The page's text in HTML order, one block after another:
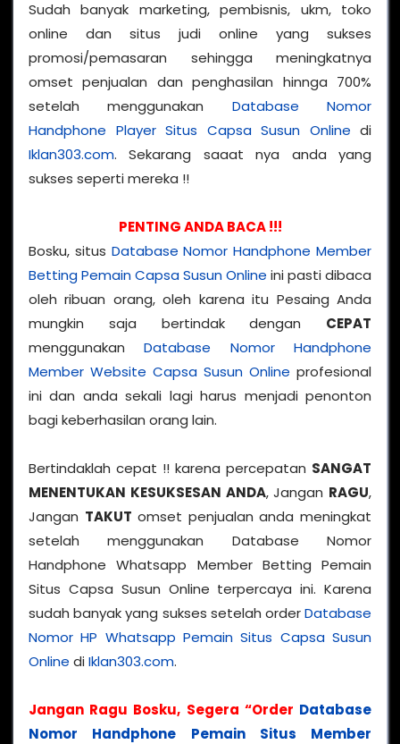
Sudah banyak marketing, pembisnis, ukm, toko
online dan situs judi online yang sukses
promosi/pemasaran sehingga meningkatnya
omset penjualan dan penghasilan hinnga 700%
setelah menggunakan Database Nomor
Handphone Player Situs Capsa Susun Online di
Iklan303.com. Sekarang saaat nya anda yang
sukses seperti mereka !!
PENTING ANDA BACA !!!
Bosku, situs Database Nomor Handphone Member
Betting Pemain Capsa Susun Online ini pasti dibaca
oleh ribuan orang, oleh karena itu Pesaing Anda
mungkin saja bertindak dengan CEPAT
menggunakanDatabase Nomor Handphone
Member Website Capsa Susun Online profesional
ini dan anda sekali lagi harus menjadi penonton
bagi keberhasilan orang lain.
Bertindaklah cepat !! karena percepatan SANGAT
MENENTUKAN KESUKSESAN ANDA, Jangan RAGU,
Jangan TAKUT omset penjualan anda meningkat
setelah menggunakan Database Nomor
Handphone Whatsapp Member Betting Pemain
Situs Capsa Susun Online terpercaya ini. Karena
sudah banyak yang sukses setelah orderDatabase
Nomor HP Whatsapp Pemain Situs Capsa Susun
Online diIklan303.com.
Jangan Ragu Bosku, Segera “Order Database
Nomor Handphone Pemain Situs Member